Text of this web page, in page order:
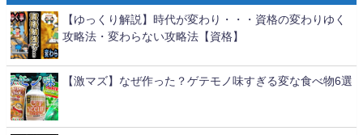
【ゆっくり解説】時代が変わり・・・資格の変わりゆく
攻略法・変わらない攻略法【資格】
【激マズ】なぜ作った？ゲテモノ味すぎる変な食べ物6選